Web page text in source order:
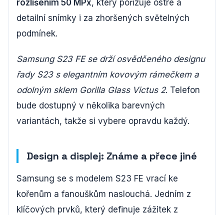
rozlišením 50 MPx, který pořizuje ostré a
detailní snímky i za zhoršených světelných
podmínek.
Samsung S23 FE se drží osvědčeného designu
řady S23 s elegantním kovovým rámečkem a
odolným sklem Gorilla Glass Victus 2. Telefon
bude dostupný v několika barevných
variantách, takže si vybere opravdu každý.
Design a displej: Známe a přece jiné
Samsung se s modelem S23 FE vrací ke
kořenům a fanouškům naslouchá. Jedním z
klíčových prvků, který definuje zážitek z